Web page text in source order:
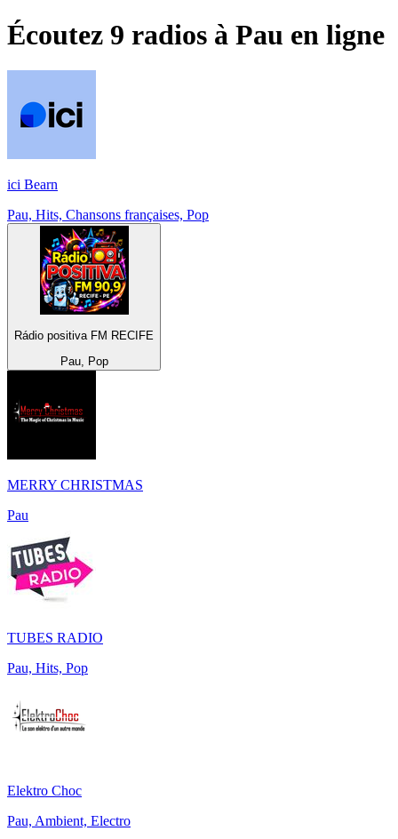
Écoutez 9 radios à Pau en ligne
ici Bearn
Pau, Hits, Chansons françaises, Pop
Rádio positiva FM RECIFE
Pau, Pop
MERRY CHRISTMAS
Pau
TUBES RADIO
Pau, Hits, Pop
Elektro Choc
Pau, Ambient, Electro